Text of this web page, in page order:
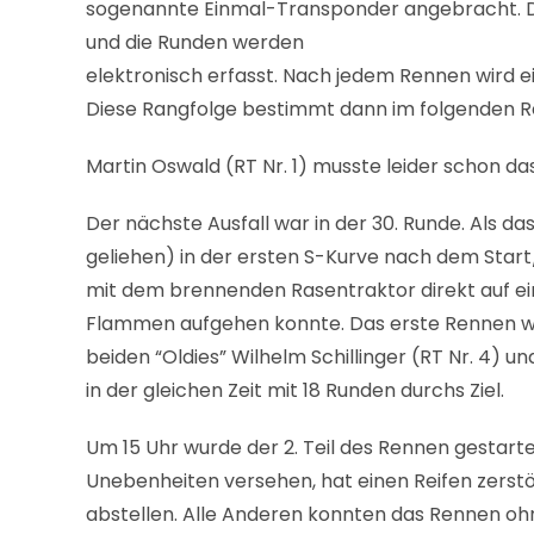
sogenannte Einmal-Transponder angebracht.
und die Runden werden
elektronisch erfasst. Nach jedem Rennen wird
Diese Rangfolge bestimmt dann im folgenden
Martin Oswald (RT Nr. 1) musste leider schon
Der nächste Ausfall war in der 30. Runde. Als
geliehen) in der ersten S-Kurve nach dem
mit dem brennenden Rasentraktor direkt auf
Flammen aufgehen konnte. Das erste Rennen
beiden “Oldies” Wilhelm Schillinger (RT Nr. 4)
in der gleichen Zeit mit 18 Runden durchs Ziel.
Um 15 Uhr wurde der 2. Teil des Rennen
Unebenheiten versehen, hat einen Reifen
abstellen. Alle Anderen konnten das Rennen